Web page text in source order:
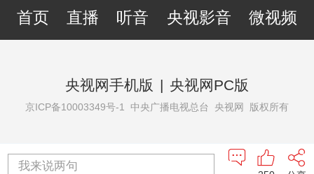
首页 直播 听音 央视影音 微视频
央视网手机版 | 央视网PC版
京ICP备10003349号-1 中央广播电视总台 央视网 版权所有
我来说两句